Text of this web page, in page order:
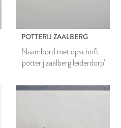
POTTERIJ ZAALBERG
Naambord met opschrift
'potterij zaalberg leiderdorp'